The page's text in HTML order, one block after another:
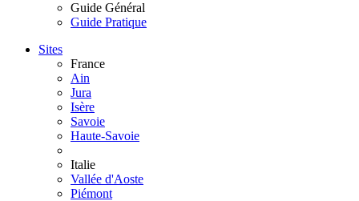
Guide Général
Guide Pratique
Sites
France
Ain
Jura
Isère
Savoie
Haute-Savoie
Italie
Vallée d'Aoste
Piémont